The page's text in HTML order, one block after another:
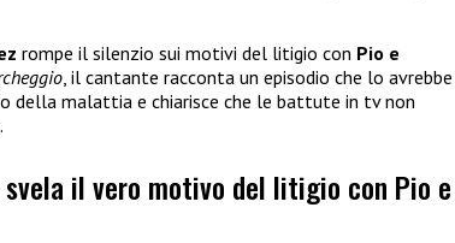
rompe il silenzio sui motivi del litigio con Pio e
, il cantante racconta un episodio che lo avrebbe
della malattia e chiarisce che le battute in tv non
svela il vero motivo del litigio con Pio e